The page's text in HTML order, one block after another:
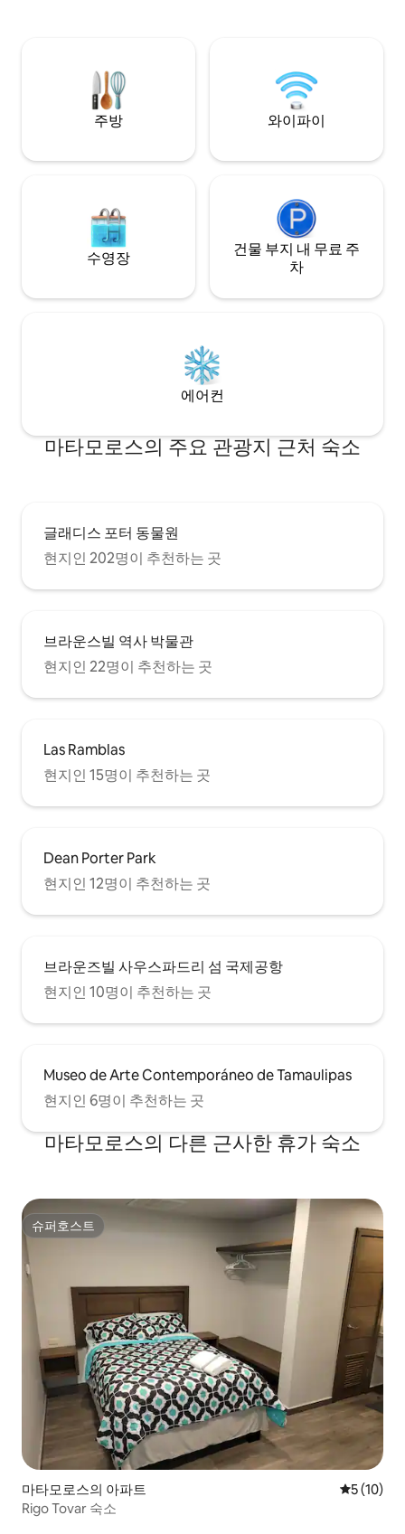
세요. 더 좋은 곳이죠.🏡
주방 와이파이
수영장
건물 부지 내 무료 주
차
에어컨
마타모로스의 주요 관광지 근처 숙소
글래디스 포터 동물원
현지인 202명이 추천하는 곳
브라운스빌 역사 박물관
현지인 22명이 추천하는 곳
Las Ramblas
현지인 15명이 추천하는 곳
Dean Porter Park
현지인 12명이 추천하는 곳
브라운즈빌 사우스파드리 섬 국제공항
현지인 10명이 추천하는 곳
Museo de Arte Contemporáneo de Tamaulipas
현지인 6명이 추천하는 곳
마타모로스의 다른 근사한 휴가 숙소
슈퍼호스트
슈퍼호스트
마타모로스의 아파트 평점 5점
5 (10)
Rigo Tovar 숙소